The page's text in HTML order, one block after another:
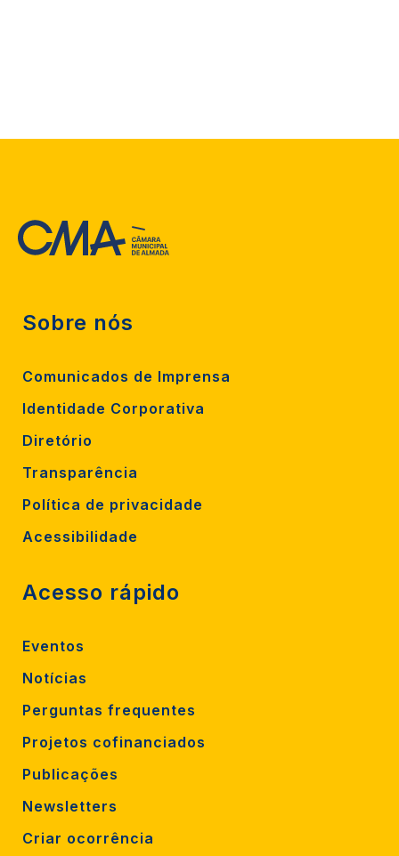
Sobre nós
Comunicados de Imprensa
Identidade Corporativa
Diretório
Transparência
Política de privacidade
Acessibilidade
Acesso rápido
Eventos
Notícias
Perguntas frequentes
Projetos cofinanciados
Publicações
Newsletters
Criar ocorrência